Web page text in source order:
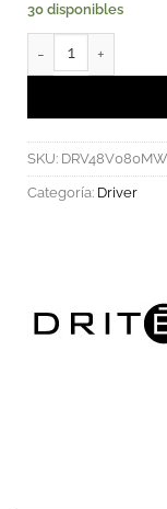
30 disponibles
Driver LED 80W
SKU: DRV48V080MW
Categoría: Driver